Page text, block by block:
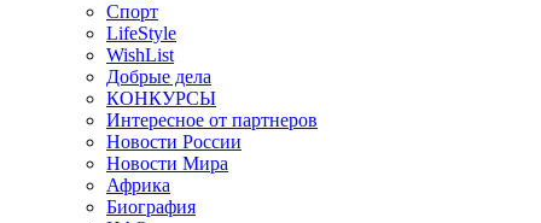
Спорт
LifeStyle
WishList
Добрые дела
КОНКУРСЫ
Интересное от партнеров
Новости России
Новости Мира
Африка
Биография